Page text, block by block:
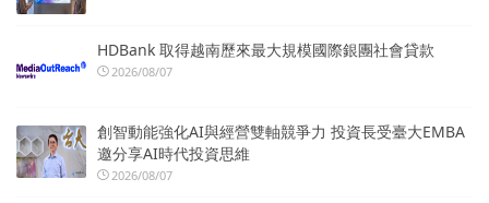
HDBank 取得越南歷來最大規模國際銀團社會貸款
2026/08/07
創智動能強化AI與經營雙軸競爭力 投資長受臺大EMBA
邀分享AI時代投資思維
2026/08/07